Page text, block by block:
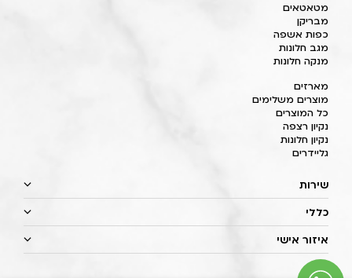
מטאטאים
מבריקן
כפות אשפה
מגב חלונות
מנקה חלונות
מארזים
מוצרים משלימים
כל המוצרים
נקיון רצפה
נקיון חלונות
גליידרים
שירות
כללי
איזור אישי